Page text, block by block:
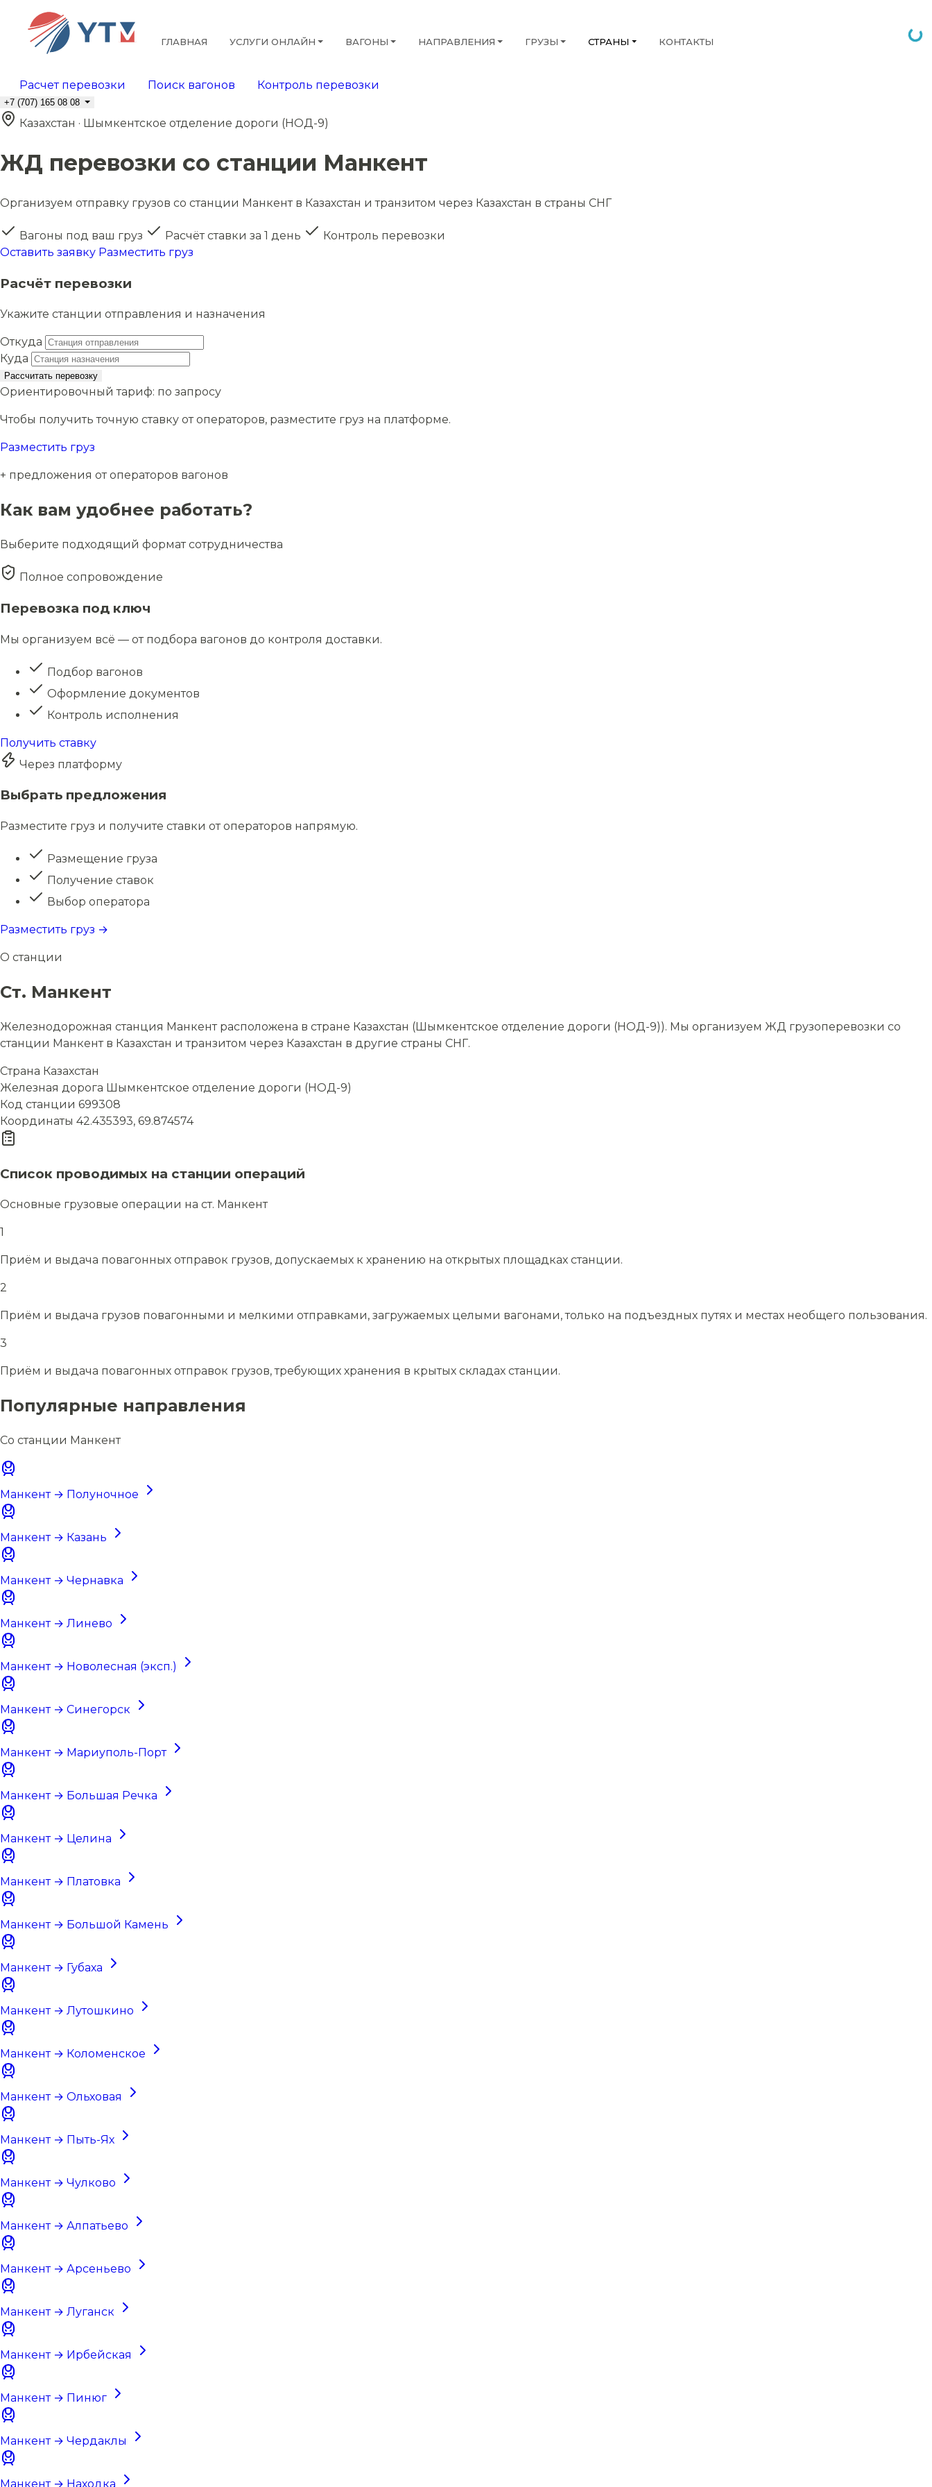
ГЛАВНАЯ УСЛУГИ ОНЛАЙН ВАГОНЫ НАПРАВЛЕНИЯ ГРУЗЫ СТРАНЫ КОНТАКТЫ
Расчет перевозки Поиск вагонов Контроль перевозки
+7 (707) 165 08 08
Казахстан · Шымкентское отделение дороги (НОД-9)
ЖД перевозки со станции Манкент
Организуем отправку грузов со станции Манкент в Казахстан и транзитом через Казахстан в страны СНГ
Вагоны под ваш груз Расчёт ставки за 1 день
Контроль перевозки
Оставить заявку Разместить груз
Расчёт перевозки
Укажите станции отправления и назначения
Откуда
Куда
Рассчитать перевозку
Ориентировочный тариф: по запросу
Чтобы получить точную ставку от операторов, разместите груз на платформе.
Разместить груз
+ предложения от операторов вагонов
Как вам удобнее работать?
Выберите подходящий формат сотрудничества
Полное сопровождение
Перевозка под ключ
Мы организуем всё — от подбора вагонов до контроля доставки.
Подбор вагонов
Оформление документов
Контроль исполнения
Получить ставку
Через платформу
Выбрать предложения
Разместите груз и получите ставки от операторов напрямую.
Размещение груза
Получение ставок
Выбор оператора
Разместить груз →
О станции
Ст. Манкент
Железнодорожная станция Манкент расположена в стране Казахстан (Шымкентское отделение дороги (НОД-9)). Мы организуем ЖД грузоперевозки со
станции Манкент в Казахстан и транзитом через Казахстан в другие страны СНГ.
Страна Казахстан
Железная дорога Шымкентское отделение дороги (НОД-9)
Код станции 699308
Координаты 42.435393, 69.874574
Список проводимых на станции операций
Основные грузовые операции на ст. Манкент
1
Приём и выдача повагонных отправок грузов, допускаемых к хранению на открытых площадках станции.
2
Приём и выдача грузов повагонными и мелкими отправками, загружаемых целыми вагонами, только на подъездных путях и местах необщего пользования.
3
Приём и выдача повагонных отправок грузов, требующих хранения в крытых складах станции.
Популярные направления
Со станции Манкент
Манкент → Полуночное
Манкент → Казань
Манкент → Чернавка
Манкент → Линево
Манкент → Новолесная (эксп.)
Манкент → Синегорск
Манкент → Мариуполь-Порт
Манкент → Большая Речка
Манкент → Целина
Манкент → Платовка
Манкент → Большой Камень
Манкент → Губаха
Манкент → Лутошкино
Манкент → Коломенское
Манкент → Ольховая
Манкент → Пыть-Ях
Манкент → Чулково
Манкент → Алпатьево
Манкент → Арсеньево
Манкент → Луганск
Манкент → Ирбейская
Манкент → Пинюг
Манкент → Чердаклы
Манкент → Находка